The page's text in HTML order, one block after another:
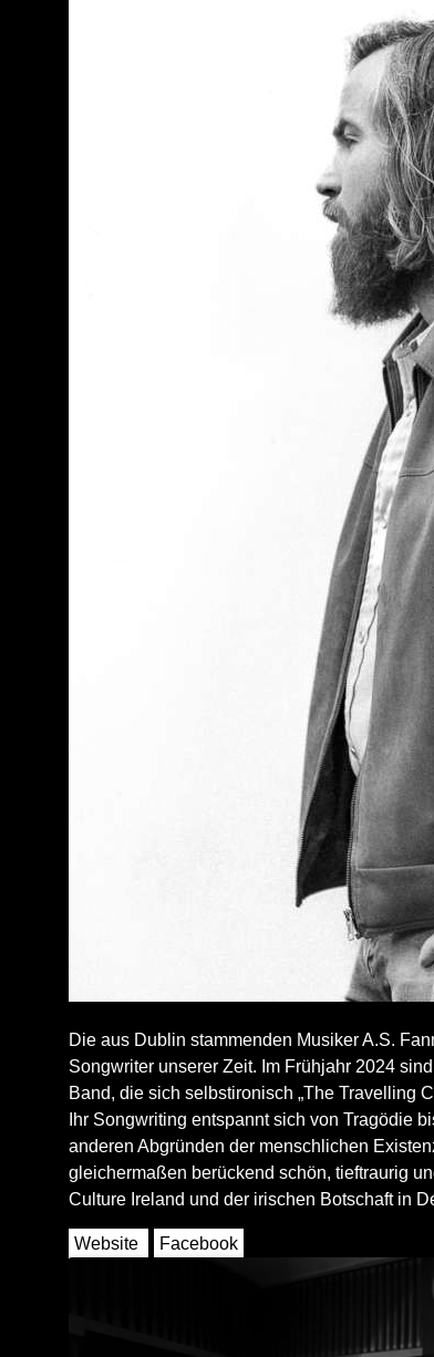
Die aus Dublin stammenden Musiker A.S.
Songwriter unserer Zeit. Im Frühjahr 2024
Band, die sich selbstironisch „The Travelling
Ihr Songwriting entspannt sich von Tragödie
anderen Abgründen der menschlichen
gleichermaßen berückend schön, tieftraurig
Culture Ireland und der irischen Botschaft in
Website Facebook